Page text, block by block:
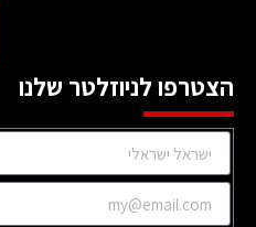
הצטרפו לניוזלטר שלנו